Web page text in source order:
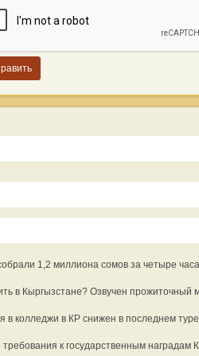
1,2 миллиона сомов за четыре часа
в Кыргызстане? Озвучен прожиточный
в колледжи в КР снижен в последнем туре
к государственным наградам